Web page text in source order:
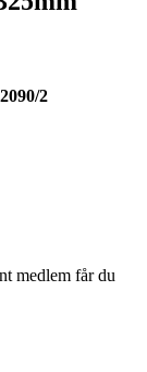
2
medlem får du